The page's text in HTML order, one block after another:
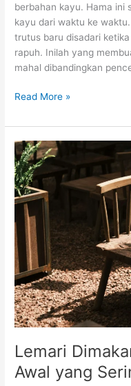
berbahan kayu. Hama ini
kayu dari waktu ke
trutus baru disadari
rapuh. Inilah yang
mahal dibandingkan
Read More »
Lemari
Awal yang
Lemari
Dimakan
Rayap?
Ini
Tanda
Awal
yang
Sering
Tidak
Disadari